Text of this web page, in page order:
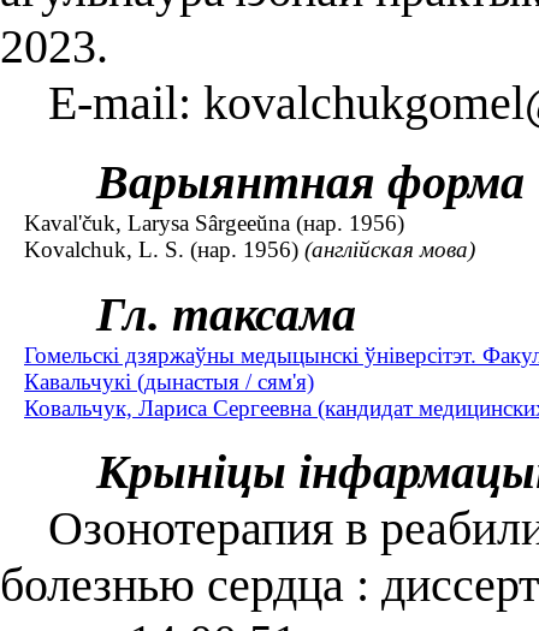
2023.
E-mail:
Варыянтная форма
Kaval'čuk, Larysa Sârgeeŭna (нар. 1956)
Kovalchuk, L. S. (нар. 1956) (англійская мова)
Гл. таксама
Гомельскі дзяржаўны медыцынскі ўніверсітэт.
Кавальчукі (дынастыя / сям'я)
Ковальчук, Лариса Сергеевна (кандидат
Крыніцы
Озонотерапия в
болезнью сердца :